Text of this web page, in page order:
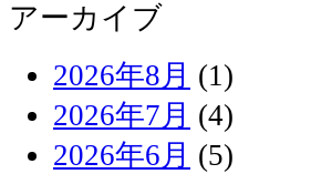
アーカイブ
2026年8月 (1)
2026年7月 (4)
2026年6月 (5)